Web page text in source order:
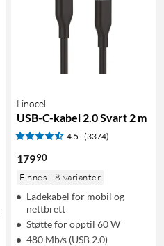
Linocell
USB-C-kabel 2.0 Svart 2 m
4.5 (3374)
17990
Finnes i 8 varianter
Ladekabel for mobil og
nettbrett
Støtte for opptil 60 W
480 Mb/s (USB 2.0)